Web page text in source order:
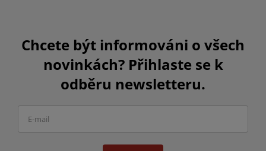
Chcete být informováni o všech
novinkách? Přihlaste se k
odběru newsletteru.